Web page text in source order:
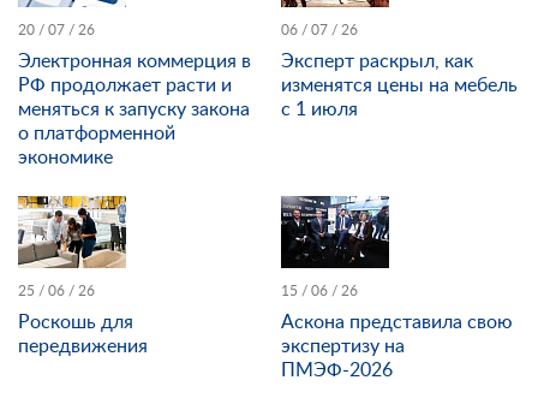
20 / 07 / 26
Электронная коммерция в
РФ продолжает расти и
меняться к запуску закона
о платформенной
экономике
06 / 07 / 26
Эксперт раскрыл, как
изменятся цены на мебель
с 1 июля
25 / 06 / 26
Роскошь для
передвижения
15 / 06 / 26
Аскона представила свою
экспертизу на
ПМЭФ-2026